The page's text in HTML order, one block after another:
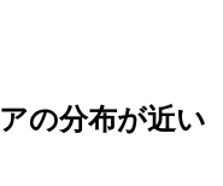
の分布が近い